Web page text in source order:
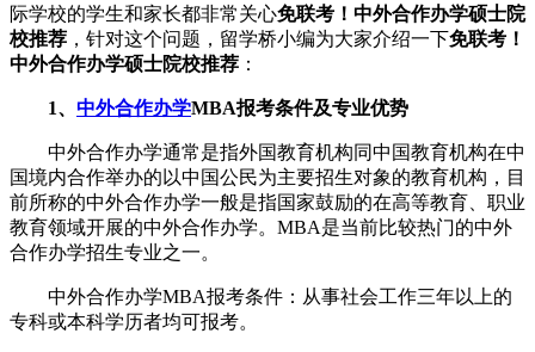
际学校的学生和家长都非常关心免联考！中外合作办学硕士院
校推荐 ，针对这个问题，留学桥小编为大家介绍一下免联考！
中外合作办学硕士院校推荐 ：
1、 中外合作办学MBA报考条件及专业优势
中外合作办学通常是指外国教育机构同中国教育机构在中
国境内合作举办的以中国公民为主要招生对象的教育机构，目
前所称的中外合作办学一般是指国家鼓励的在高等教育、职业
教育领域开展的中外合作办学。MBA是当前比较热门的中外
合作办学招生专业之一。
中外合作办学MBA报考条件：从事社会工作三年以上的
专科或本科学历者均可报考。